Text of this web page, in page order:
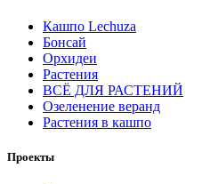
Кашпо Lechuza
Бонсай
Орхидеи
Растения
ВСЁ ДЛЯ РАСТЕНИЙ
Озеленение веранд
Растения в кашпо
Проекты